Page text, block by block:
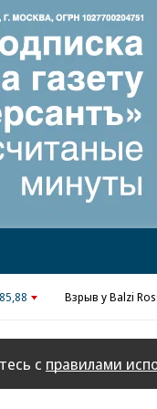
Взрыв у Balzi
с правилами